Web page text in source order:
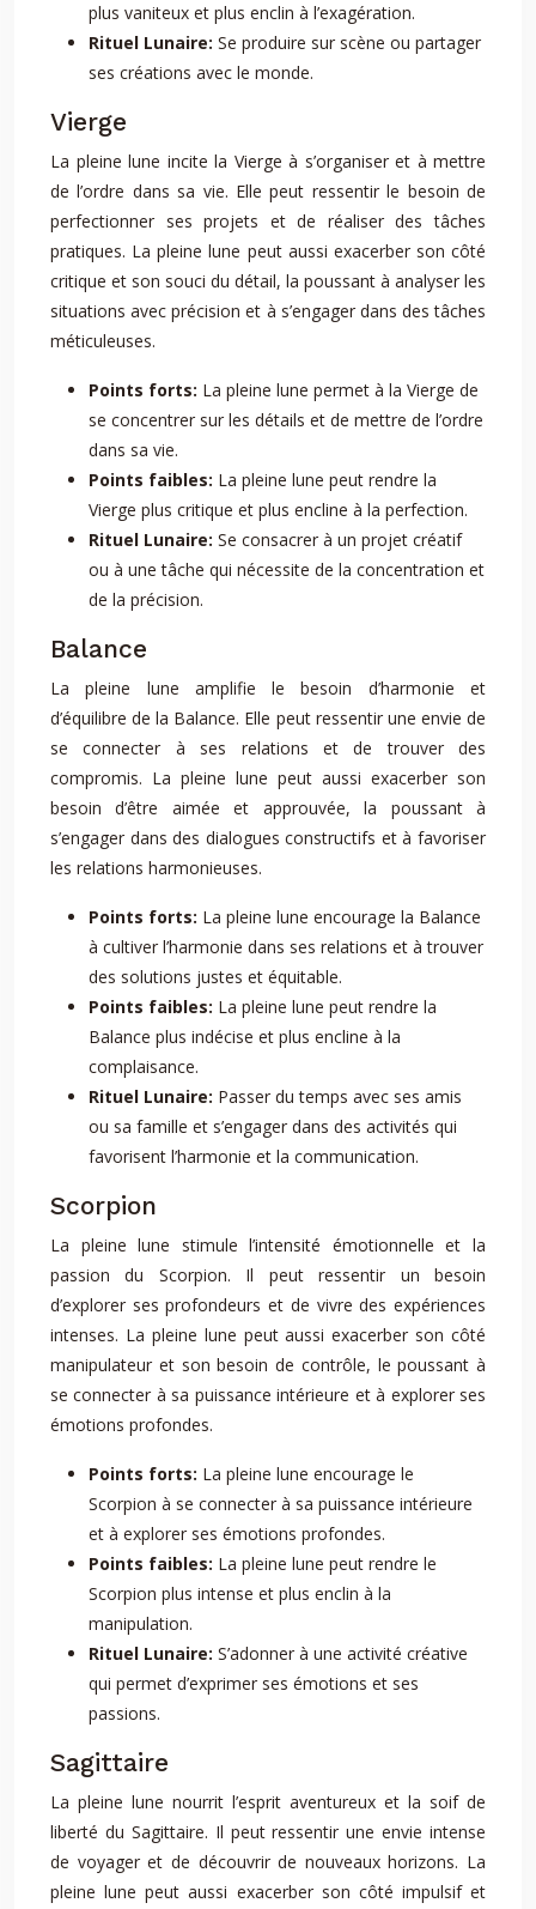
plus vaniteux et plus enclin à l’exagération.
Rituel Lunaire: Se produire sur scène ou partager
ses créations avec le monde.
Vierge
La pleine lune incite la Vierge à s’organiser et à mettre
de l’ordre dans sa vie. Elle peut ressentir le besoin de
perfectionner ses projets et de réaliser des tâches
pratiques. La pleine lune peut aussi exacerber son côté
critique et son souci du détail, la poussant à analyser les
situations avec précision et à s’engager dans des tâches
méticuleuses.
Points forts: La pleine lune permet à la Vierge de
se concentrer sur les détails et de mettre de l’ordre
dans sa vie.
Points faibles: La pleine lune peut rendre la
Vierge plus critique et plus encline à la perfection.
Rituel Lunaire: Se consacrer à un projet créatif
ou à une tâche qui nécessite de la concentration et
de la précision.
Balance
La pleine lune amplifie le besoin d’harmonie et
d’équilibre de la Balance. Elle peut ressentir une envie de
se connecter à ses relations et de trouver des
compromis. La pleine lune peut aussi exacerber son
besoin d’être aimée et approuvée, la poussant à
s’engager dans des dialogues constructifs et à favoriser
les relations harmonieuses.
Points forts: La pleine lune encourage la Balance
à cultiver l’harmonie dans ses relations et à trouver
des solutions justes et équitable.
Points faibles: La pleine lune peut rendre la
Balance plus indécise et plus encline à la
complaisance.
Rituel Lunaire: Passer du temps avec ses amis
ou sa famille et s’engager dans des activités qui
favorisent l’harmonie et la communication.
Scorpion
La pleine lune stimule l’intensité émotionnelle et la
passion du Scorpion. Il peut ressentir un besoin
d’explorer ses profondeurs et de vivre des expériences
intenses. La pleine lune peut aussi exacerber son côté
manipulateur et son besoin de contrôle, le poussant à
se connecter à sa puissance intérieure et à explorer ses
émotions profondes.
Points forts: La pleine lune encourage le
Scorpion à se connecter à sa puissance intérieure
et à explorer ses émotions profondes.
Points faibles: La pleine lune peut rendre le
Scorpion plus intense et plus enclin à la
manipulation.
Rituel Lunaire: S’adonner à une activité créative
qui permet d’exprimer ses émotions et ses
passions.
Sagittaire
La pleine lune nourrit l’esprit aventureux et la soif de
liberté du Sagittaire. Il peut ressentir une envie intense
de voyager et de découvrir de nouveaux horizons. La
pleine lune peut aussi exacerber son côté impulsif et